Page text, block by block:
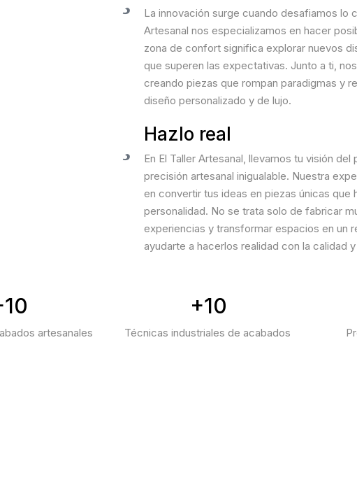
La innovación surge cuando desafiamos lo
Artesanal nos especializamos en hacer
zona de confort significa explorar nuevos
que superen las expectativas. Junto a ti,
creando piezas que rompan paradigmas y
diseño personalizado y de lujo.
Hazlo real
En El Taller Artesanal, llevamos tu visión del
precisión artesanal inigualable. Nuestra
en convertir tus ideas en piezas únicas que
personalidad. No se trata solo de fabricar
experiencias y transformar espacios en un
ayudarte a hacerlos realidad con la calidad
artesanales
+10
Técnicas industriales de acabados